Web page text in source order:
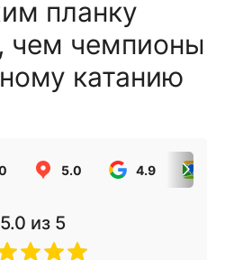
планку
чем чемпионы
катанию
5.0 4.9
5.0 из 5